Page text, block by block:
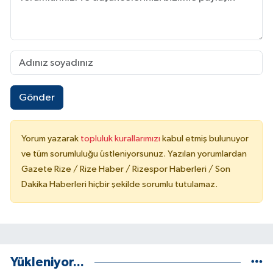
Gönder
Yorum yazarak topluluk kurallarımızı kabul etmiş bulunuyor
ve tüm sorumluluğu üstleniyorsunuz. Yazılan yorumlardan
Gazete Rize / Rize Haber / Rizespor Haberleri / Son
Dakika Haberleri hiçbir şekilde sorumlu tutulamaz.
Yükleniyor...